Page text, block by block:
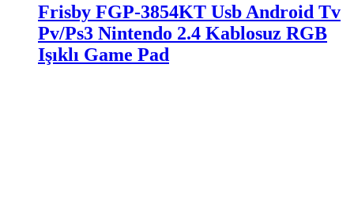
Frisby FGP-3854KT Usb Android Tv
Pv/Ps3 Nintendo 2.4 Kablosuz RGB
Işıklı Game Pad